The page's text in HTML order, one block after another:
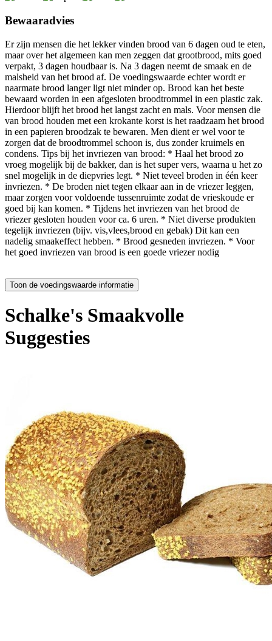
Bewaaradvies
Er zijn mensen die het lekker vinden brood van 6 dagen oud te eten,
maar over het algemeen kan men zeggen dat grootbrood, mits goed
verpakt, 3 dagen houdbaar is. Na 3 dagen neemt de smaak en de
malsheid van het brood af. De voedingswaarde echter wordt er
naarmate brood langer ligt niet minder op. Brood kan het beste
bewaard worden in een afgesloten broodtrommel in een plastic zak.
Hierdoor blijft het brood het langst zacht en mals. Voor mensen die
van brood houden met een krokante korst is het raadzaam het brood
in een papieren broodzak te bewaren. Men dient er wel voor te
zorgen dat de broodtrommel schoon is, dus zonder kruimels en
condens. Tips bij het invriezen van brood: * Haal het brood zo
vroeg mogelijk bij de bakker, dan is het super vers, waarna u het zo
snel mogelijk in de diepvries legt. * Niet teveel broden in één keer
invriezen. * De broden niet tegen elkaar aan in de vriezer leggen,
maar zorgen voor voldoende tussenruimte zodat de vrieskoude er
goed bij kan komen. * Tijdens het invriezen van het brood de
vriezer gesloten houden voor ca. 6 uren. * Niet diverse produkten
tegelijk invriezen (bijv. vis,vlees,brood en gebak) Dit kan een
nadelig smaakeffect hebben. * Brood gesneden invriezen. * Voor
het goed invriezen van brood is een goede vriezer nodig
Schalke's Smaakvolle
Suggesties